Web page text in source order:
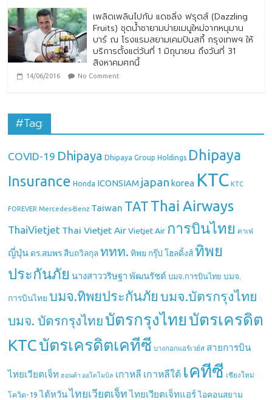
เพลิดเพลินไปกับ แดซลิ่ง ฟรุตส์ (Dazzling
Fruits) ชุดน้ำชายามบ่ายเมนูใหม่จากหนุมาน
บาร์ ณ โรงแรมสยามเคมปินสกี้ กรุงเทพฯ ให้
บริการตั้งแต่วันที่ 1 มิถุนายน ถึงวันที่ 31
สิงหาคมศกนี้
14/06/2016 No Comment
#Tag:
COVID-19 Dhipaya Dhipaya Group Holdings Dhipaya
Insurance Honda ICONSIAM japan korea KTC KTC
FOREVER Mercedes-Benz Taiwan TAT Thai Airways
ThaiVietjet Thai Vietjet Air Vietjet Air การบินไทย คาเฟ่
ญี่ปุ่น ดร.สมพร สืบถวิลกุล ททท. ทิพย กรุ๊ป โฮลดิ้งส์ ทิพย
ประกันภัย นางสาววริษฐา พัฒนรัชต์ บมจ.การบินไทย บมจ.
การบินไทย บมจ.ทิพยประกันภัย บมจ.บัตรกรุงไทย
บมจ. บัตรกรุงไทย บัตรกรุงไทย บัตรเครดิต
KTCบัตรเครดิตเคทีซี บางกอกแอร์เวย์ส สายการบิน
ไทยเวียตเจ็ท ฮอนด้า ออโตโมบิล เกาหลี เกาหลีใต้ เคทีซี เชียงใหม่
โควิด-19 ไต้หวัน ไทยเวียตเจ็ท ไทยเวียตเจ็ทแอร์ ไอคอนสยาม